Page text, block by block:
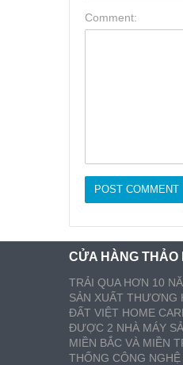
Comment:
CỬA HÀNG THẢO
TRẢI QUA HƠN 10
SẢN XUẤT THƯƠNG
ĐẤT VIỆT HOME
ĐƯỢC 2 NHÀ MÁY
MIỀN BẮC VÀ MIỀN
THỐNG CÔNG